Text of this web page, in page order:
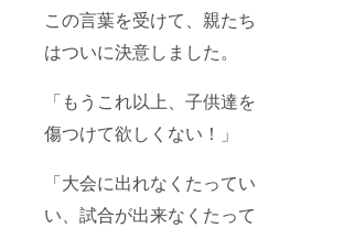
この言葉を受けて、親たち
はついに決意しました。
「もうこれ以上、子供達を
傷つけて欲しくない！」
「大会に出れなくたってい
い、試合が出来なくたって